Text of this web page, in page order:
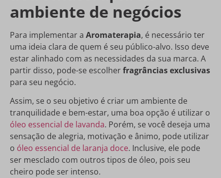
ambiente de negócios
Para implementar a Aromaterapia, é necessário ter
uma ideia clara de quem é seu público-alvo. Isso deve
estar alinhado com as necessidades da sua marca. A
partir disso, pode-se escolherfragrâncias exclusivas
para seu negócio.
Assim, se o seu objetivo é criar um ambiente de
tranquilidade e bem-estar, uma boa opção é utilizar o
óleo essencial de lavanda. Porém, se você deseja uma
sensação de alegria, motivação e ânimo, pode utilizar
o óleo essencial de laranja doce. Inclusive, ele pode
ser mesclado com outros tipos de óleo, pois seu
cheiro pode ser intenso.